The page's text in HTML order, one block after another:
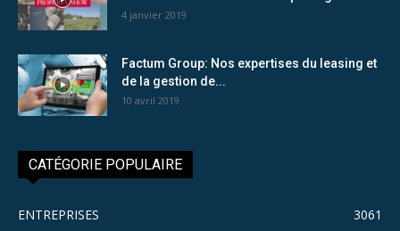
4 janvier 2019
Factum Group: Nos expertises du leasing et
de la gestion de...
10 avril 2019
CATÉGORIE POPULAIRE
ENTREPRISES
3061